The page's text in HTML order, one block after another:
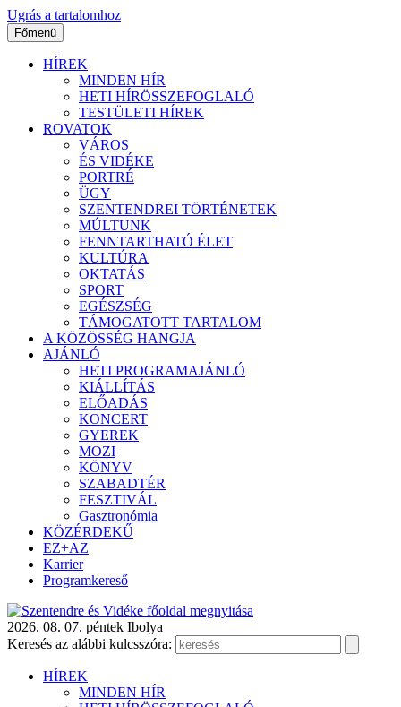
Ugrás a tartalomhoz
Főmenü
HÍREK
MINDEN HÍR
HETI HÍRÖSSZEFOGLALÓ
TESTÜLETI HÍREK
ROVATOK
VÁROS
ÉS VIDÉKE
PORTRÉ
ÜGY
SZENTENDREI TÖRTÉNETEK
MÚLTUNK
FENNTARTHATÓ ÉLET
KULTÚRA
OKTATÁS
SPORT
EGÉSZSÉG
TÁMOGATOTT TARTALOM
A KÖZÖSSÉG HANGJA
AJÁNLÓ
HETI PROGRAMAJÁNLÓ
KIÁLLÍTÁS
ELŐADÁS
KONCERT
GYEREK
MOZI
KÖNYV
SZABADTÉR
FESZTIVÁL
Gasztronómia
KÖZÉRDEKŰ
EZ+AZ
Karrier
Programkereső
2026. 08. 07. péntek Ibolya
Keresés az alábbi kulcsszóra:
HÍREK
MINDEN HÍR